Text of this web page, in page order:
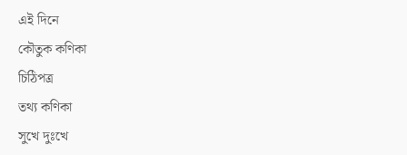
এই দিনে
কৌতুক কণিকা
চিঠিপত্র
তথ্য কণিকা
সুখে দুঃখে